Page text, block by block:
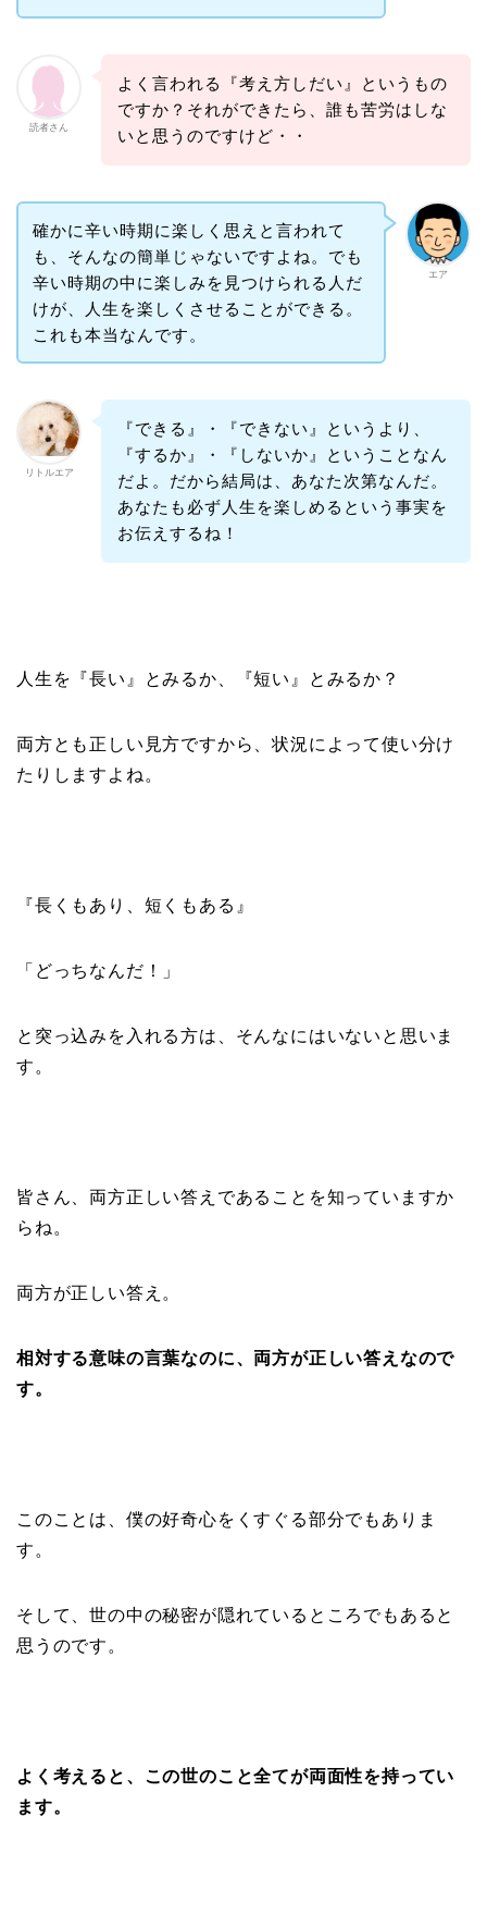
読者さん
よく言われる『考え方しだい』というもの
ですか？それができたら、誰も苦労はしな
いと思うのですけど・・
エア
確かに辛い時期に楽しく思えと言われて
も、そんなの簡単じゃないですよね。でも
辛い時期の中に楽しみを見つけられる人だ
けが、人生を楽しくさせることができる。
これも本当なんです。
リトルエア
『できる』・『できない』というより、
『するか』・『しないか』ということなん
だよ。だから結局は、あなた次第なんだ。
あなたも必ず人生を楽しめるという事実を
お伝えするね！
人生を『長い』とみるか、『短い』とみるか？
両方とも正しい見方ですから、状況によって使い分け
たりしますよね。
『長くもあり、短くもある』
「どっちなんだ！」
と突っ込みを入れる方は、そんなにはいないと思いま
す。
皆さん、両方正しい答えであることを知っていますか
らね。
両方が正しい答え。
相対する意味の言葉なのに、両方が正しい答えなので
す。
このことは、僕の好奇心をくすぐる部分でもありま
す。
そして、世の中の秘密が隠れているところでもあると
思うのです。
よく考えると、この世のこと全てが両面性を持ってい
ます。